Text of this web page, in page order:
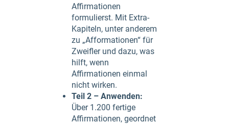
Affirmationen
formulierst. Mit Extra-
Kapiteln, unter anderem
zu „Afformationen“ für
Zweifler und dazu, was
hilft, wenn
Affirmationen einmal
nicht wirken.
Teil 2 – Anwenden:
Über 1.200 fertige
Affirmationen, geordnet